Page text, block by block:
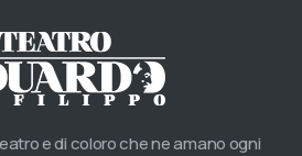
e di coloro che ne amano ogni